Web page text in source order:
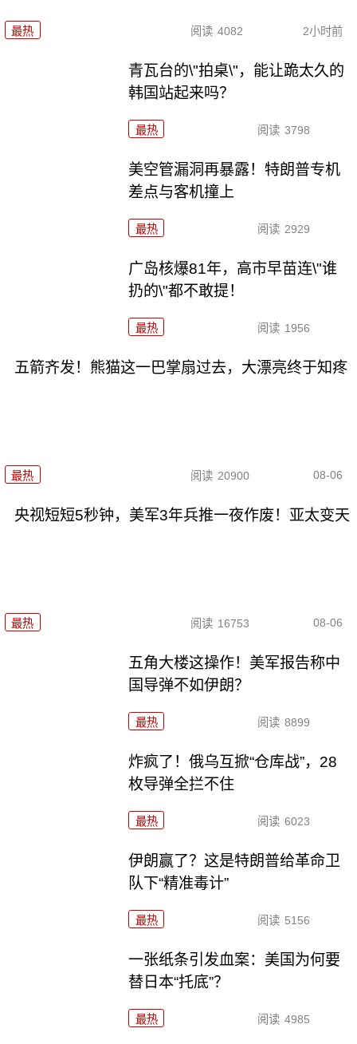
最热 阅读 4082 2小时前
青瓦台的\"拍桌\"，能让跪太久的
韩国站起来吗？
最热 阅读 3798
美空管漏洞再暴露！特朗普专机
差点与客机撞上
最热 阅读 2929
广岛核爆81年，高市早苗连\"谁
扔的\"都不敢提！
最热 阅读 1956
五箭齐发！熊猫这一巴掌扇过去，大漂亮终于知疼
最热 阅读 20900 08-06
央视短短5秒钟，美军3年兵推一夜作废！亚太变天
最热 阅读 16753 08-06
五角大楼这操作！美军报告称中
国导弹不如伊朗？
最热 阅读 8899
炸疯了！俄乌互掀“仓库战”，28
枚导弹全拦不住
最热 阅读 6023
伊朗赢了？这是特朗普给革命卫
队下“精准毒计”
最热 阅读 5156
一张纸条引发血案：美国为何要
替日本“托底”？
最热 阅读 4985